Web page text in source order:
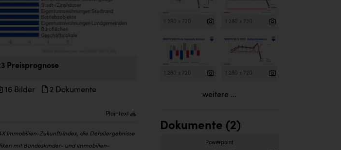
Preisprognose
16 Bilder 2 Dokumente
Plaintext
Immobilien-Zukunftsindex, die Detailergebnisse
mit Bundesländer- und Immobilien-
1 280 x 720 1 280 x 720
1 280 x 720 1 280 x 720
weitere ...
Dokumente (2)
Powerpoint